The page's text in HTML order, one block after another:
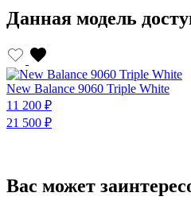
Данная модель
New Balance 9060 Triple White
11 200 ₽
21 500 ₽
Вас может